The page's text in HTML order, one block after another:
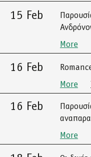
15 Feb
More
16 Feb
More
16 Feb
More